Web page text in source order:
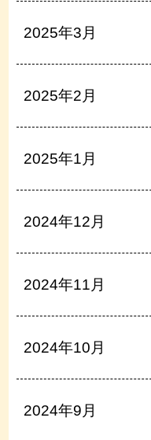
2025年3月
2025年2月
2025年1月
2024年12月
2024年11月
2024年10月
2024年9月